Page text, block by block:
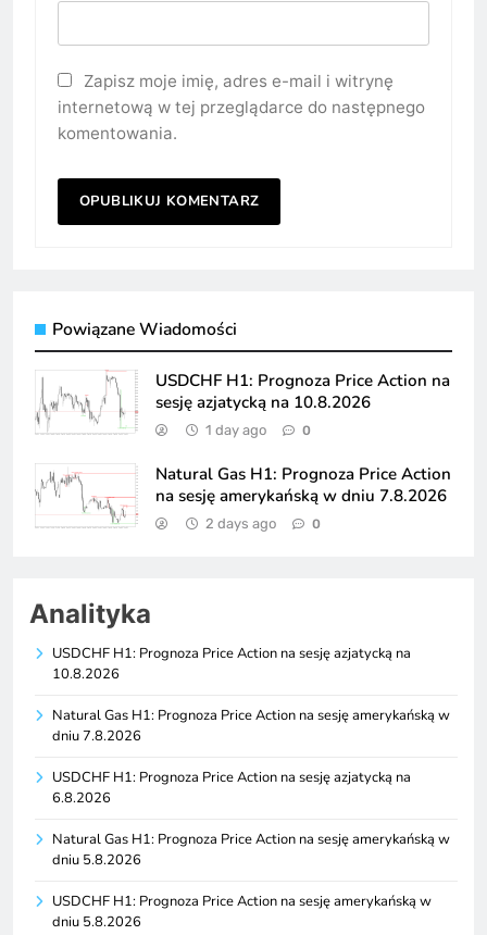
Zapisz moje imię, adres e-mail i witrynę
internetową w tej przeglądarce do następnego
komentowania.
Powiązane Wiadomości
USDCHF H1: Prognoza Price Action na
sesję azjatycką na 10.8.2026
1 day ago 0
Natural Gas H1: Prognoza Price Action
na sesję amerykańską w dniu 7.8.2026
2 days ago 0
Analityka
USDCHF H1: Prognoza Price Action na sesję azjatycką na
10.8.2026
Natural Gas H1: Prognoza Price Action na sesję amerykańską w
dniu 7.8.2026
USDCHF H1: Prognoza Price Action na sesję azjatycką na
6.8.2026
Natural Gas H1: Prognoza Price Action na sesję amerykańską w
dniu 5.8.2026
USDCHF H1: Prognoza Price Action na sesję amerykańską w
dniu 5.8.2026